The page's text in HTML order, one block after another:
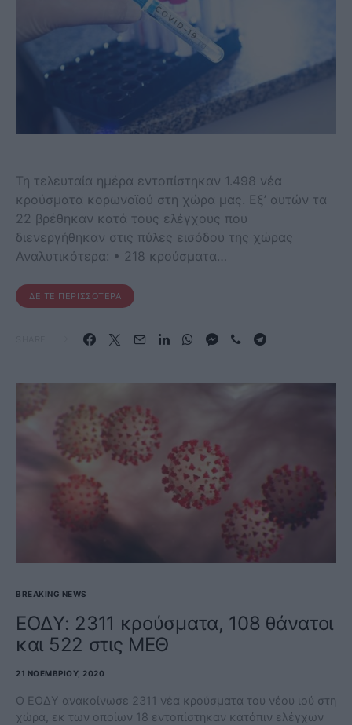
Τη τελευταία ημέρα εντοπίστηκαν 1.498 νέα
κρούσματα κορωνοϊού στη χώρα μας. Εξ’ αυτών τα
22 βρέθηκαν κατά τους ελέγχους που
διενεργήθηκαν στις πύλες εισόδου της χώρας
Αναλυτικότερα: • 218 κρούσματα…
ΔΕΊΤΕ ΠΕΡΙΣΣΌΤΕΡΑ
BREAKING NEWS
ΕΟΔΥ: 2311 κρούσματα, 108 θάνατοι
και 522 στις ΜΕΘ
21 ΝΟΕΜΒΡΊΟΥ, 2020
Ο ΕΟΔΥ ανακοίνωσε 2311 νέα κρούσματα του νέου ιού στη
χώρα, εκ των οποίων 18 εντοπίστηκαν κατόπιν ελέγχων